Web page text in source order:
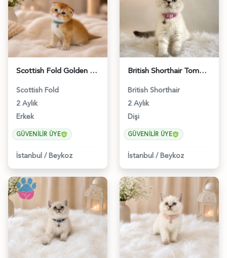
Scottish Fold Golden Sevimli Top kafa Yavrumuz - 4896
Scottish Fold
2 Aylık
Erkek
GÜVENILIR ÜYE
İstanbul / Beykoz
British Shorthair Tombul Yanak Prenses Yuva Arıyor - 5152
British Shorthair
2 Aylık
Dişi
GÜVENILIR ÜYE
İstanbul / Beykoz